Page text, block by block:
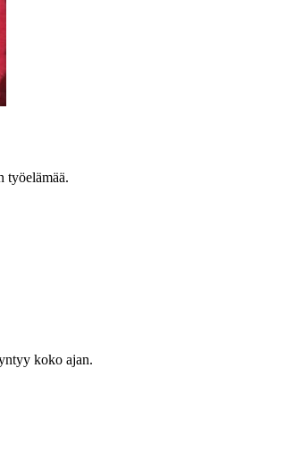
työelämää.
koko ajan.